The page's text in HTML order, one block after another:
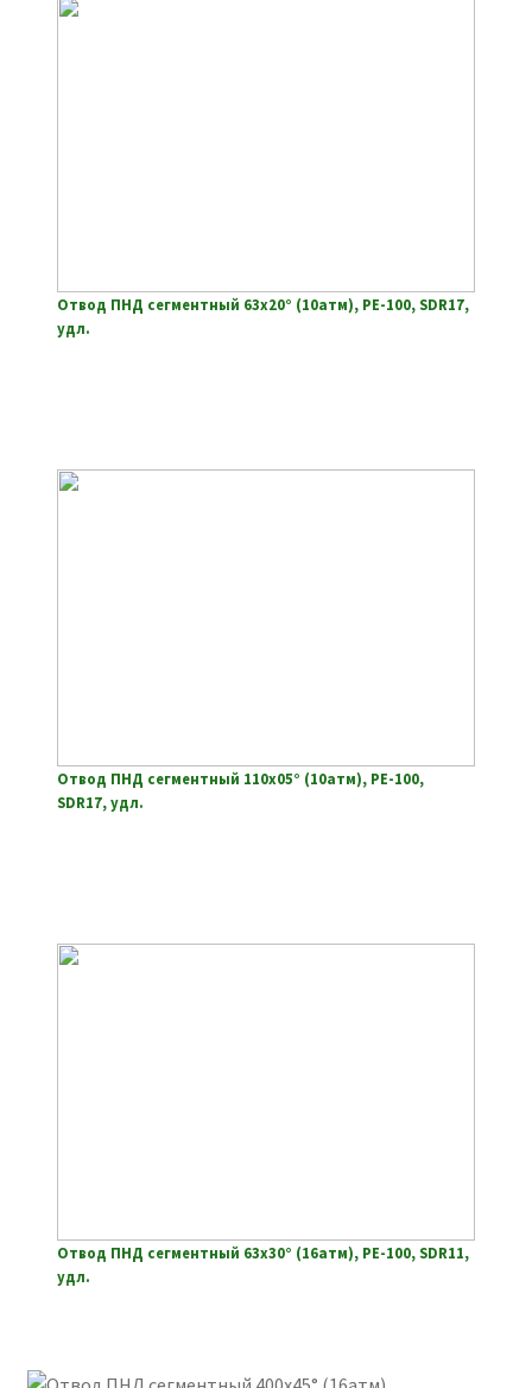
Отвод ПНД сегментный 63х20° (10атм), РЕ-100, SDR17,
удл.
Отвод ПНД сегментный 110х05° (10атм), РЕ-100,
SDR17, удл.
Отвод ПНД сегментный 63х30° (16атм), РЕ-100, SDR11,
удл.